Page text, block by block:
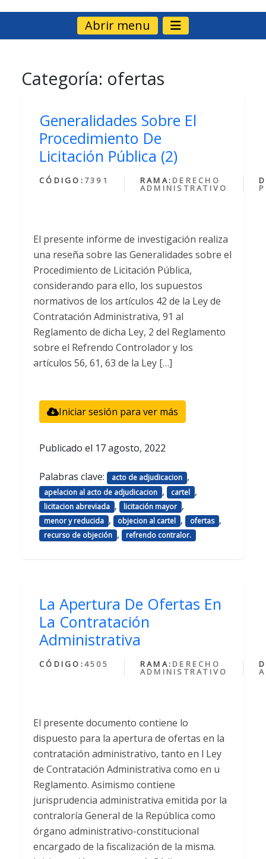
Abrir menu
Categoría: ofertas
Generalidades Sobre El
Procedimiento De
Licitación Pública (2)
CÓDIGO: 7391 RAMA: DERECHO
ADMINISTRATIVO
El presente informe de investigación realiza
una reseña sobre las Generalidades sobre el
Procedimiento de Licitación Pública,
considerando para ello, los supuestos
normativos de los artículos 42 de la Ley de
Contratación Administrativa, 91 al
Reglamento de dicha Ley, 2 del Reglamento
sobre el Refrendo Controlador y los
artículos 56, 61, 63 de la Ley […]
Iniciar sesión para ver más
Publicado el 17 agosto, 2022
Palabras clave: acto de adjudicacion ,
apelacion al acto de adjudicacion , cartel ,
licitacion abreviada , licitación mayor ,
menor y reducida , objecion al cartel , ofertas ,
recurso de objeción , refrendo contralor.
La Apertura De Ofertas En
La Contratación
Administrativa
CÓDIGO:4505 RAMA: DERECHO
ADMINISTRATIVO
El presente documento contiene lo
dispuesto para la apertura de ofertas en la
contratación administrativo, tanto en l Ley
de Contratación Administrativa como en u
Reglamento. Asimismo contiene
jurisprudencia administrativa emitida por la
contraloría General de la República como
órgano administrativo-constitucional
encargado de la fiscalización de la misma.